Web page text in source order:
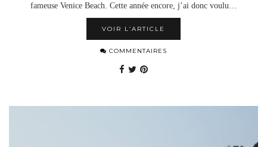
fameuse Venice Beach. Cette année encore, j’ai donc voulu…
VOIR L’ARTICLE
COMMENTAIRES